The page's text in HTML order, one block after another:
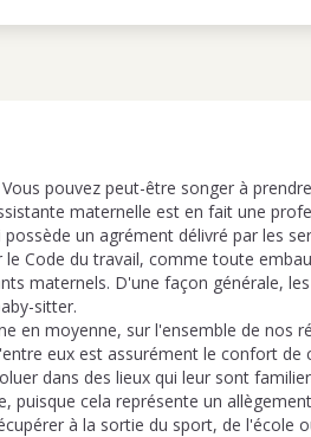
pouvez peut-être songer à
maternelle est en fait une
un agrément délivré par les
Code du travail, comme toute
maternels. D'une façon générale,
sitter.
en moyenne, sur l'ensemble de nos
eux est assurément le confort de
dans des lieux qui leur sont
puisque cela représente un
à la sortie du sport, de l'école